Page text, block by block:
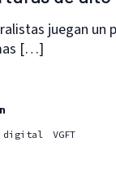
juegan un
[…]
digital VGFT